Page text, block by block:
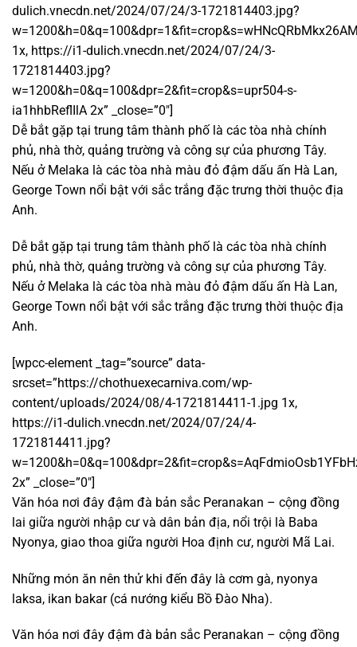
dulich.vnecdn.net/2024/07/24/3-1721814403.jpg?
1x, https://i1-dulich.vnecdn.net/2024/07/24/3-
1721814403.jpg?
w=1200&h=0&q=100&dpr=2&fit=crop&s=upr504-s-
ia1hhbReflIlA 2x” _close=”0″]
Dễ bắt gặp tại trung tâm thành phố là các tòa nhà chính
phủ, nhà thờ, quảng trường và công sự của phương Tây.
Nếu ở Melaka là các tòa nhà màu đỏ đậm dấu ấn Hà Lan,
George Town nổi bật với sắc trắng đặc trưng thời thuộc địa
Anh.
Dễ bắt gặp tại trung tâm thành phố là các tòa nhà chính
phủ, nhà thờ, quảng trường và công sự của phương Tây.
Nếu ở Melaka là các tòa nhà màu đỏ đậm dấu ấn Hà Lan,
George Town nổi bật với sắc trắng đặc trưng thời thuộc địa
Anh.
[wpcc-element _tag=”source” data-
srcset=”https://chothuexecarniva.com/wp-
content/uploads/2024/08/4-1721814411-1.jpg 1x,
https://i1-dulich.vnecdn.net/2024/07/24/4-
1721814411.jpg?
2x” _close=”0″]
Văn hóa nơi đây đậm đà bản sắc Peranakan – cộng đồng
lai giữa người nhập cư và dân bản địa, nổi trội là Baba
Nyonya, giao thoa giữa người Hoa định cư, người Mã Lai.
Những món ăn nên thử khi đến đây là cơm gà, nyonya
laksa, ikan bakar (cá nướng kiểu Bồ Đào Nha).
Văn hóa nơi đây đậm đà bản sắc Peranakan – cộng đồng